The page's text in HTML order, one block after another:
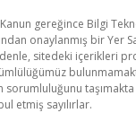
Kanun gereğince Bilgi
onaylanmış bir Yer
sitedeki içerikleri
sorumluluğunu
etmiş sayılırlar.